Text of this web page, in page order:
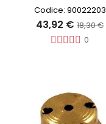
Codice: 90022203
43,92 € 18,30 €
0